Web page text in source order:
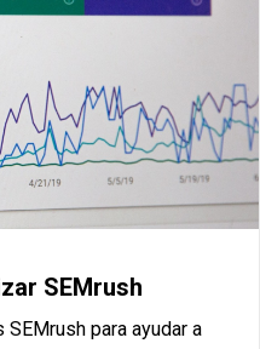
SEMrush
para ayudar a